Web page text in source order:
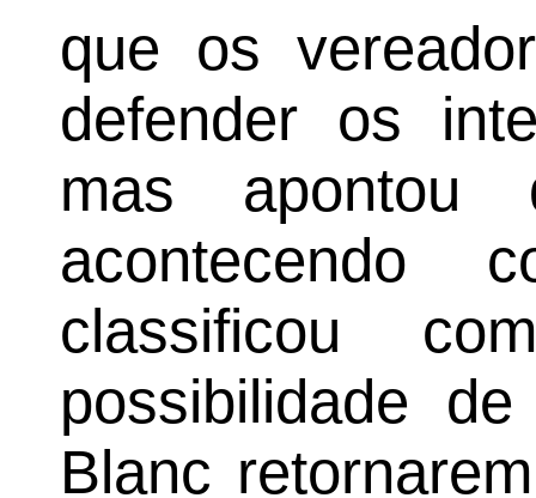
que os
defender os
mas
acontecendo
classificou
possibilidade
Blanc